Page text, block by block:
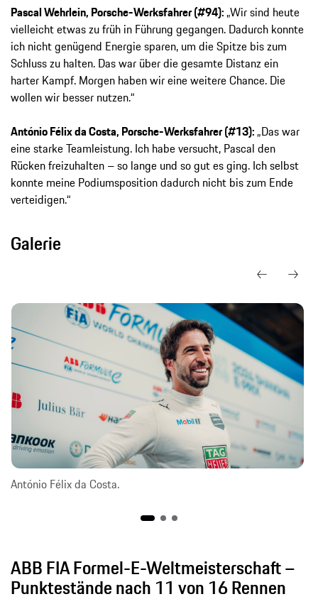
Pascal Wehrlein, Porsche-Werksfahrer (#94): „Wir sind heute
vielleicht etwas zu früh in Führung gegangen. Dadurch konnte
ich nicht genügend Energie sparen, um die Spitze bis zum
Schluss zu halten. Das war über die gesamte Distanz ein
harter Kampf. Morgen haben wir eine weitere Chance. Die
wollen wir besser nutzen.“
António Félix da Costa, Porsche-Werksfahrer (#13): „Das war
eine starke Teamleistung. Ich habe versucht, Pascal den
Rücken freizuhalten – so lange und so gut es ging. Ich selbst
konnte meine Podiumsposition dadurch nicht bis zum Ende
verteidigen.“
Galerie
António Félix da Costa.
ABB FIA Formel-E-Weltmeisterschaft –
Punktestände nach 11 von 16 Rennen